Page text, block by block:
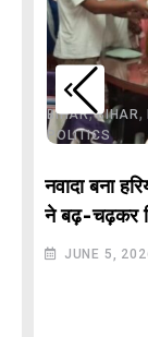
BIHAR,BIHAR,
POLITICS
नवादा बना
ने बढ़-चढ़कर
JUNE 5,